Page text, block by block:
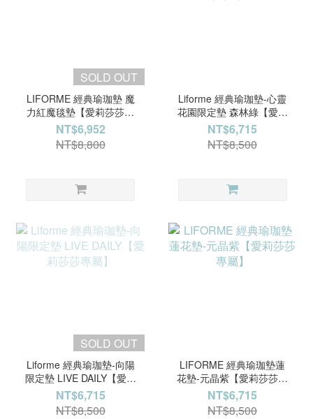
SOLD OUT
LIFORME 經典瑜珈墊 魔
力紅魔毯墊【愛莉莎莎專
屬】
NT$6,952
NT$8,800
Liforme 經典瑜珈墊-心靈
花園限定墊 森林綠【愛莉
莎莎專屬】
NT$6,715
NT$8,500
SOLD OUT
Liforme 經典瑜珈墊-向陽
限定墊 LIVE DAILY【愛莉
莎莎專屬】
NT$6,715
NT$8,500
LIFORME 經典瑜珈墊蓮
花墊-元晶紫【愛莉莎莎專
屬】
NT$6,715
NT$8,500